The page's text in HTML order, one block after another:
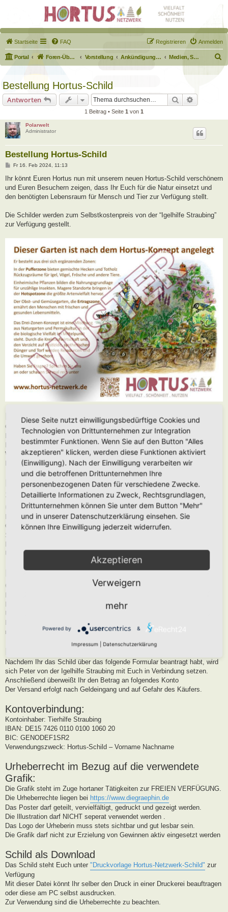
Startseite FAQ Anmelden
Registrieren
Portal Foren-Übersicht Vorstellung Ankündigungen & Fragen zum Forum Medien, Schilder, Downloads
u
Bestellung Hortus-Schild
Antworten Suche
1 Beitrag • Seite 1 von 1
Polarwelt
Administrator
Bestellung Hortus-Schild
B
i
r
a
Fr 16. Feb 2024, 11:13
Ihr könnt Euren Hortus nun mit unserem neuen Hortus-Schild verschönern
und Euren Besuchern zeigen, dass Ihr Euch für die Natur einsetzt und
den benötigten Lebensraum für Mensch und Tier zur Verfügung stellt.
Die Schilder werden zum Selbstkostenpreis von der “Igelhilfe Straubing”
zur Verfügung gestellt.
Daten zum Schild:
Größe: 410 x 295 x 2 mm
Material: Aluverbundplatte
Druck: Digital-Plattendirektdruck
Wetterfest
Bohrungen: 4 Löcher 5mm
Für die Erstellung und den Versand des
Schildes fallen folgende Unkostenbeiträge
(inklusive Versand) an:
Deutschland: 32 €
Österreich, andere EU-Länder 39,50 €
Schweiz: 39,50 €
Überweisung berücksichtigen.
Folgende Voraussetzungen müssen hierzu
erfüllt sein:
Umsetzung des Drei-Zonen-Prinzips in Eurem Garten
Es sollten bereits sichtbare Ergebnisse vorhanden sein und nicht eine
reine Planung.
Nachdem Ihr das Schild über das folgende Formular beantragt habt, wird
sich Peter von der Igelhilfe Straubing mit Euch in Verbindung setzen.
Anschließend überweißt Ihr den Betrag an folgendes Konto
Der Versand erfolgt nach Geldeingang und auf Gefahr des Käufers.
Kontoverbindung:
Kontoinhaber: Tierhilfe Straubing
IBAN: DE15 7426 0110 0100 1060 20
BIC: GENODEF1SR2
Verwendungszweck: Hortus-Schild – Vorname Nachname
Urheberrecht im Bezug auf die verwendete
Grafik:
Die Grafik steht im Zuge hortaner Tätigkeiten zur FREIEN VERFÜGUNG.
Die Urheberrechte liegen bei https://www.diegraephin.de
Das Poster darf geteilt, vervielfältigt, gedruckt und gezeigt werden.
Die Illustration darf NICHT seperat verwendet werden .
Das Logo der Urheberin muss stets sichtbar und gut lesbar sein.
Die Grafik darf nicht zur Erzielung von Gewinnen aktiv eingesetzt werden
Schild als Download
Das Schild steht Euch unter "Druckvorlage Hortus-Netzwerk-Schild" zur
Verfügung
Mit dieser Datei könnt Ihr selber den Druck in einer Druckerei beauftragen
oder diese am PC selbst ausdrucken.
Zur Verwendung sind die Urheberrechte zu beachten.
Diese Seite nutzt einwilligungsbedürftige Cookies und
Technologien von Drittunternehmen zur Integration
bestimmter Funktionen. Wenn Sie auf den Button "Alles
akzeptieren" klicken, werden diese Funktionen aktiviert
(Einwilligung). Nach der Einwilligung verarbeiten wir
und die betroffenen Drittunternehmen Ihre
personenbezogenen Daten für verschiedene Zwecke.
Detaillierte Informationen zu Zweck, Rechtsgrundlagen,
Drittunternehmen können Sie unter dem Button "Mehr"
und in unserer Datenschutzerklärung einsehen. Sie
können Ihre Einwilligung jederzeit widerrufen.
Akzeptieren
Verweigern
mehr
Powered by &
Impressum Datenschutzerklärung